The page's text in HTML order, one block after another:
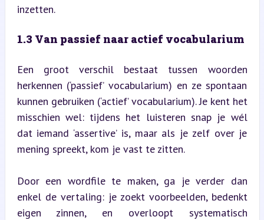
inzetten.
1.3 Van passief naar actief vocabularium
Een groot verschil bestaat tussen woorden
herkennen (‘passief’ vocabularium) en ze spontaan
kunnen gebruiken (‘actief’ vocabularium). Je kent het
misschien wel: tijdens het luisteren snap je wél
dat iemand ‘assertive’ is, maar als je zelf over je
mening spreekt, kom je vast te zitten.
Door een wordfile te maken, ga je verder dan
enkel de vertaling: je zoekt voorbeelden, bedenkt
eigen zinnen, en overloopt systematisch